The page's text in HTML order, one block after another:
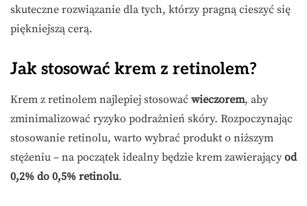
skuteczne rozwiązanie dla tych, którzy pragną cieszyć się
piękniejszą cerą.
Jak stosować krem z retinolem?
Krem z retinolem najlepiej stosować wieczorem, aby
zminimalizować ryzyko podrażnień skóry. Rozpoczynając
stosowanie retinolu, warto wybrać produkt o niższym
stężeniu – na początek idealny będzie krem zawierający od
0,2% do 0,5% retinolu.